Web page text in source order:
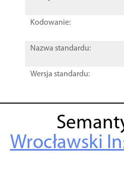
Kodowanie:
Nazwa standardu:
Wersja standardu:
Wrocławski